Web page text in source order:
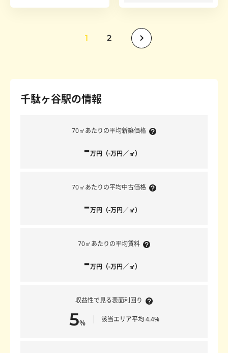
1 2
千駄ヶ谷駅の情報
70㎡あたりの平均新築価格
-万円（-万円／㎡）
70㎡あたりの平均中古価格
-万円（-万円／㎡）
70㎡あたりの平均賃料
-万円（-万円／㎡）
収益性で見る表面利回り
5％ 該当エリア平均 4.4%